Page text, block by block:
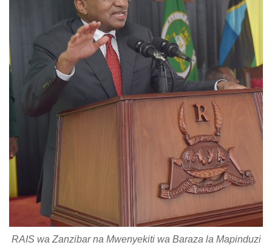
RAIS wa Zanzibar na Mwenyekiti wa Baraza la Mapinduzi